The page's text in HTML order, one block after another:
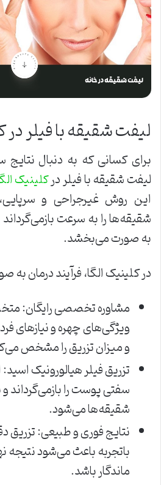
لیفت شقیقه با فیلر در
برای کسانی که به دنبال
لیفت شقیقه با فیلر درکلینیک
این روش غیرجراحی و
شقیقه‌ها را به سرعت
به صورت می‌بخشد.
در کلینیک الگا، فرآیند درمان
مشاوره تخصصی رایگان:
ویژگی‌های چهره و نیازهای
و میزان تزریق را مشخص
تزریق فیلر هیالورونیک
سفتی پوست را بازمی‌گرداند
شقیقه‌ها می‌شود.
نتایج فوری و طبیعی:
باتجربه باعث می‌شود
ماندگار باشد.